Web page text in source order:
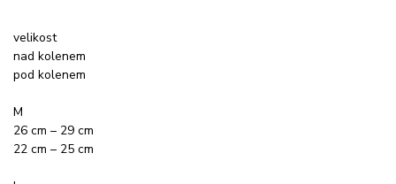
velikost
nad kolenem
pod kolenem
M
26 cm – 29 cm
22 cm – 25 cm